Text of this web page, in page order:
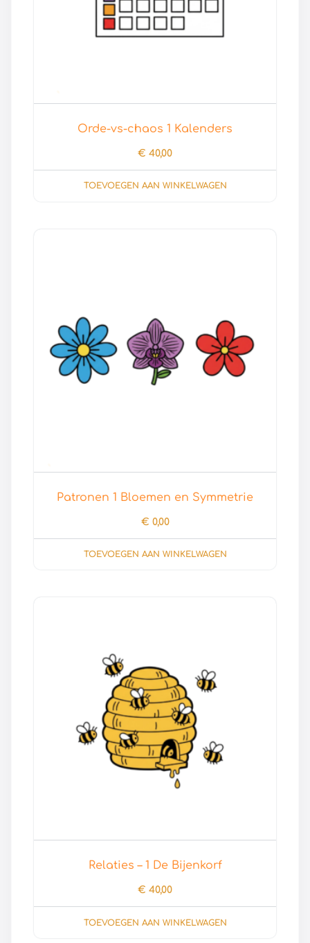
Orde-vs-chaos 1 Kalenders
€ 40,00
TOEVOEGEN AAN WINKELWAGEN
Patronen 1 Bloemen en Symmetrie
€ 0,00
TOEVOEGEN AAN WINKELWAGEN
Relaties – 1 De Bijenkorf
€ 40,00
TOEVOEGEN AAN WINKELWAGEN